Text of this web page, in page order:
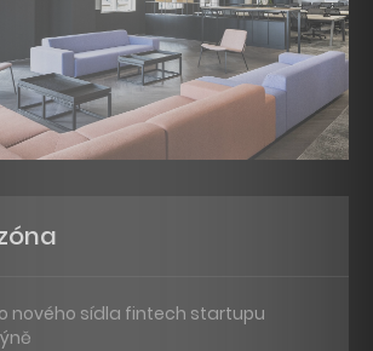
nového sídla fintech startupu